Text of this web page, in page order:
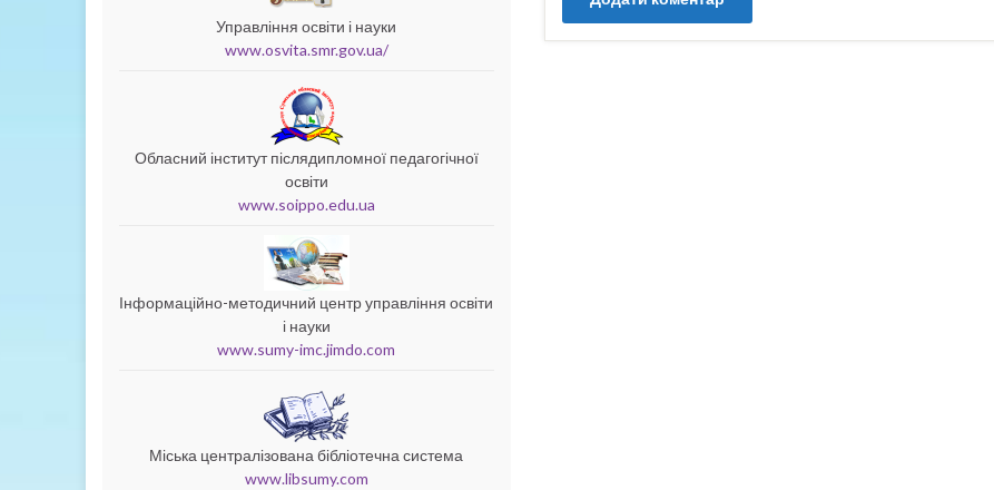
Управління освіти і науки
www.osvita.smr.gov.ua/
Обласний інститут післядипломної педагогічної
освіти
www.soippo.edu.ua
Інформаційно-методичний центр управління освіти
і науки
www.sumy-imc.jimdo.com
Міська централізована бібліотечна система
www.libsumy.com